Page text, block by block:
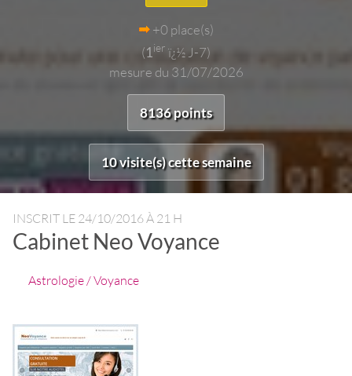
+0 place(s)
(1 ier ï¿½ J-7)
mesure du 31/07/2026
8136 points
10 visite(s) cette semaine
INSCRIT LE 24/10/2016 À 21 H
Cabinet Neo Voyance
Astrologie / Voyance